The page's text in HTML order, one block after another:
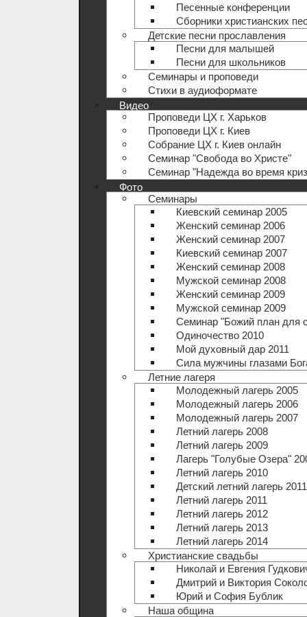
Песенные конференции
Сборники христианских
Детские песни прославления
Песни для малышей
Песни для школьников
Семинары и проповеди
Стихи в аудиоформате
Видео
Проповеди ЦХ г. Харьков
Проповеди ЦХ г. Киев
Собрание ЦХ г. Киев онлайн
Семинар "Свобода во Христе"
Семинар "Надежда во время
Фото
Семинары
Киевский семинар 2005
Женский семинар 2006
Женский семинар 2007
Киевский семинар 2007
Женский семинар 2008
Мужской семинар 2008
Женский семинар 2009
Мужской семинар 2009
Семинар "Божий план для
Одиночество 2010
Мой духовный дар 2011
Сила мужчины глазами
Летние лагеря
Молодежный лагерь 2005
Молодежный лагерь 2006
Молодежный лагерь 2007
Летний лагерь 2008
Летний лагерь 2009
Лагерь "Голубые Озера"
Летний лагерь 2010
Детский летний лагерь 2011
Летний лагерь 2011
Летний лагерь 2012
Летний лагерь 2013
Летний лагерь 2014
Христианские свадьбы
Николай и Евгения
Дмитрий и Виктория
Юрий и София Бублик
Наша община